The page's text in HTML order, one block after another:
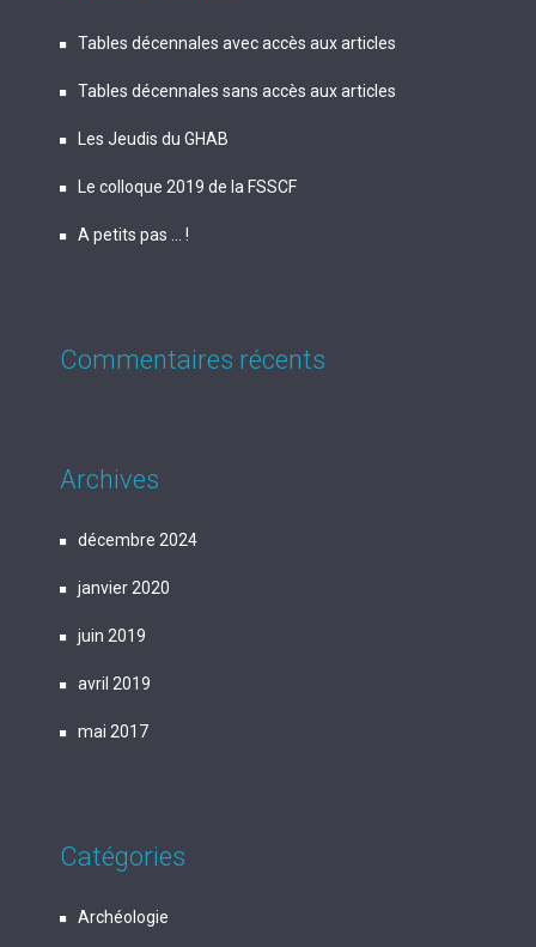
Tables décennales avec accès aux articles
Tables décennales sans accès aux articles
Les Jeudis du GHAB
Le colloque 2019 de la FSSCF
A petits pas … !
Commentaires récents
Archives
décembre 2024
janvier 2020
juin 2019
avril 2019
mai 2017
Catégories
Archéologie